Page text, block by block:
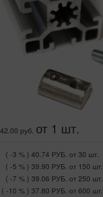
42.00 руб. от 1 шт.
( -3 % ) 40.74 РУБ. от 30 шт.
( -5 % ) 39.90 РУБ. от 150 шт.
( -7 % ) 39.06 РУБ. от 250 шт.
( -10 % ) 37.80 РУБ. от 600 шт.